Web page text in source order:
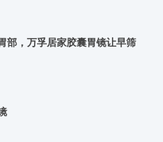
部，万孚居家胶囊胃镜让早筛